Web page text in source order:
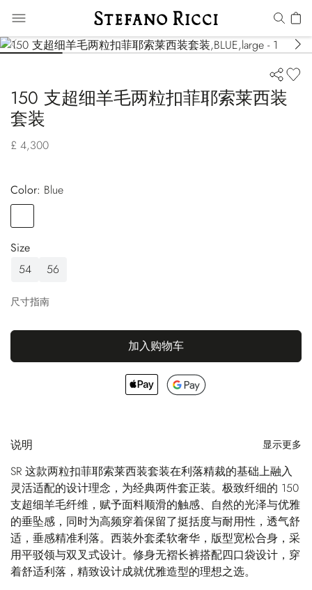
150 支超细羊毛两粒扣菲耶索莱西装
套装
£ 4,300
Color:
blue
Size
54
56
尺寸指南
加入购物车
说明 显示更多
SR 这款两粒扣菲耶索莱西装套装在利落精裁的基础上融入
灵活适配的设计理念，为经典两件套正装。极致纤细的 150
支超细羊毛纤维，赋予面料顺滑的触感、自然的光泽与优雅
的垂坠感，同时为高频穿着保留了挺括度与耐用性，透气舒
适，垂感精准利落。西装外套柔软奢华，版型宽松合身，采
用平驳领与双叉式设计。修身无褶长裤搭配四口袋设计，穿
着舒适利落，精致设计成就优雅造型的理想之选。